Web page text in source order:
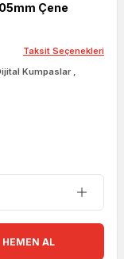
Çene
Taksit Seçenekleri
Kumpaslar ,
HEMEN AL